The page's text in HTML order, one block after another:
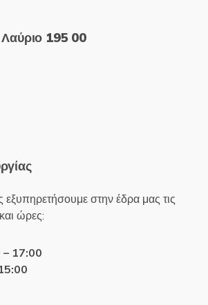
195 00
στην έδρα μας τις
ώρες:
17:00